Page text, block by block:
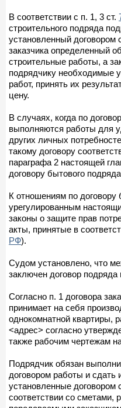
В соответствии с п. 1, 3 ст.
строительного подряда
установленный договором
заказчика определенный
строительные работы, а
подрядчику необходимые
работ, принять их
цену.
В случаях, когда по
выполняются работы для
других личных
такому договору
параграфа 2 настоящей
договору бытового
К отношениям по договору
урегулированным
законы о защите прав
акты, принятые в
РФ).
Судом установлено, что
заключен договор подряда
Согласно п. 1 договора
принимает на себя
однокомнатной квартиры,
<адрес> согласно
также рабочим чертежам
Подрядчик обязан
договором работы и сдать
установленные договором
соответствии со сметами,